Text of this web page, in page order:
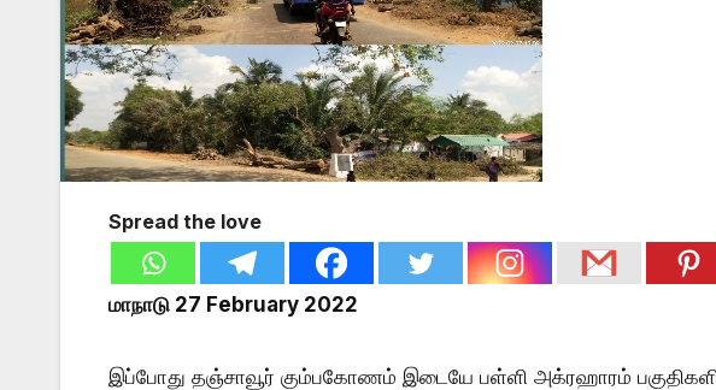
Spread the love
மாநாடு 27 February 2022
இப்போது தஞ்சாவூர் கும்பகோணம் இடையே பள்ளி அக்ரஹாரம்